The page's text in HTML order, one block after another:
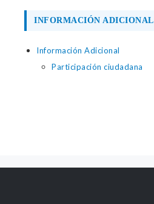
INFORMACIÓN ADICIONAL
Información Adicional
Participación ciudadana